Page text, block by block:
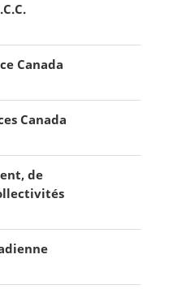
Canada
Canada
de